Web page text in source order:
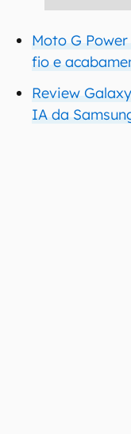
Moto G
fio e
Review
IA da